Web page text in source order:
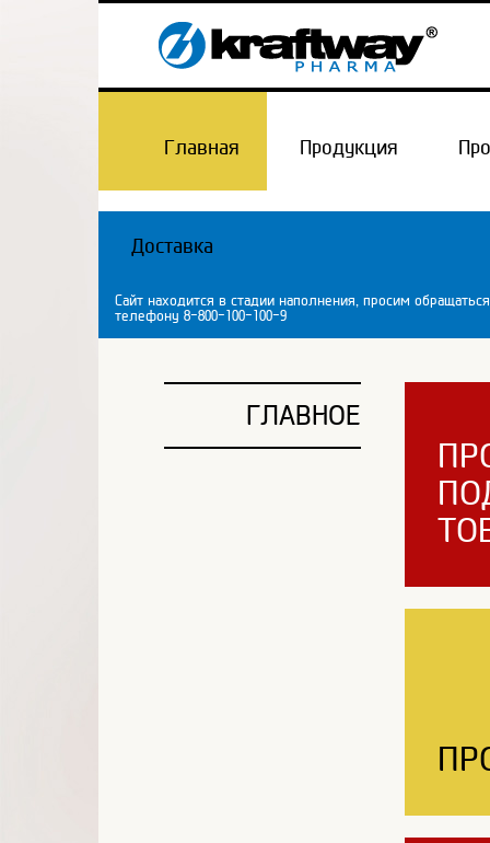
Главная Продукция
Доставка
Сайт находится в стадии наполнения, просим
телефону 8-800-100-100-9
ГЛАВНОЕ